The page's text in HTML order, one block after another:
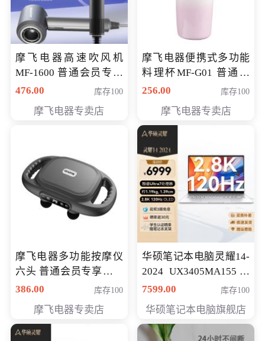
摩飞电器高速吹风机
MF-1600 普通会员专享
价298元
476.00 库存100
摩飞电器专卖店
摩飞电器便携式多功能
料理杯MF-G01 普通会
员专享价格118元
256.00 库存100
摩飞电器专卖店
摩飞电器多功能按摩仪
六头 普通会员专享价格
199元
386.00 库存100
摩飞电器专卖店
华硕笔记本电脑灵耀14-
2024 UX3405MA155冰
川银 oled 智慧轻薄本 会
7599.00 库存100
华硕笔记本电脑旗舰店